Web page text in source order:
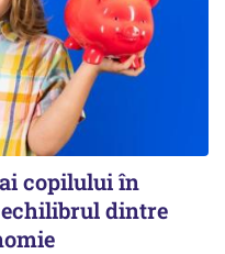
copilului în
dintre